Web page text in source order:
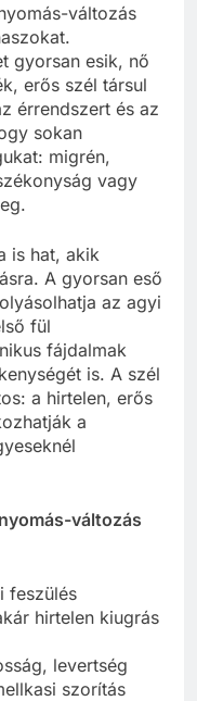
változás
gyorsan esik, nő
erős szél társul
érrendszert és az
sokan
migrén,
vagy
is hat, akik
A gyorsan eső
az agyi
fül
fájdalmak
is. A szél
a hirtelen, erős
a
változás
feszülés
hirtelen kiugrás
levertség
szorítás